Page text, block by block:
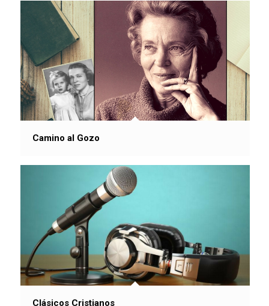
Camino al Gozo
Clásicos Cristianos